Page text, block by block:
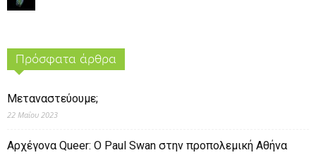
Πρόσφατα άρθρα
Μεταναστεύουμε;
22 Μαΐου 2023
Αρχέγονα Queer: O Paul Swan στην προπολεμική Αθήνα